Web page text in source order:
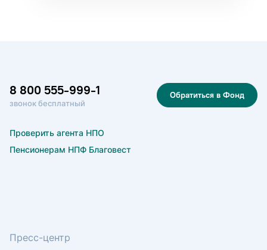
8 800 555-999-1
звонок бесплатный
Обратиться в Фонд
Проверить агента НПО
Пенсионерам НПФ Благовест
Пресс-центр